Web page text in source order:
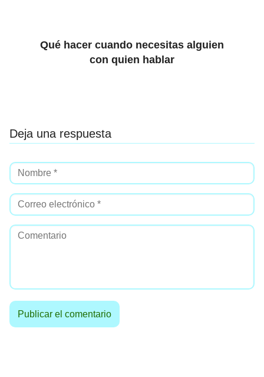
Qué hacer cuando necesitas alguien
con quien hablar
Deja una respuesta